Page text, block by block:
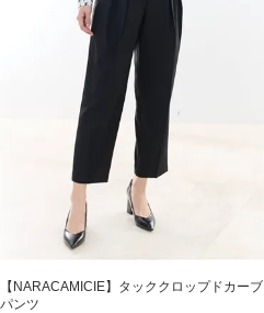
【NARACAMICIE】タッククロップドカーブ
パンツ